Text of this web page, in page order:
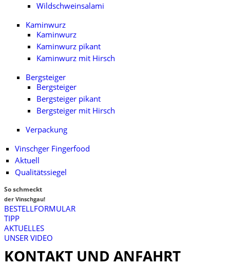
Wildschweinsalami
Kaminwurz
Kaminwurz
Kaminwurz pikant
Kaminwurz mit Hirsch
Bergsteiger
Bergsteiger
Bergsteiger pikant
Bergsteiger mit Hirsch
Verpackung
Vinschger Fingerfood
Aktuell
Qualitätssiegel
Soschmeckt
der Vinschgau!
BESTELLFORMULAR
TIPP
AKTUELLES
UNSER VIDEO
KONTAKT UND ANFAHRT